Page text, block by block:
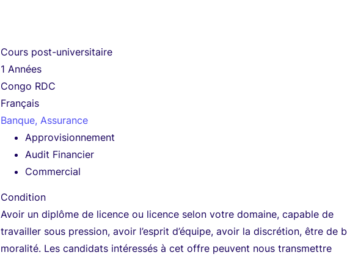
Cours post-universitaire
1 Années
Congo RDC
Français
Banque, Assurance
Approvisionnement
Audit Financier
Commercial
Condition
Avoir un diplôme de licence ou licence selon votre domaine, capable de
travailler sous pression, avoir l’esprit d’équipe, avoir la discrétion, être de
moralité. Les candidats intéressés à cet offre peuvent nous transmettre